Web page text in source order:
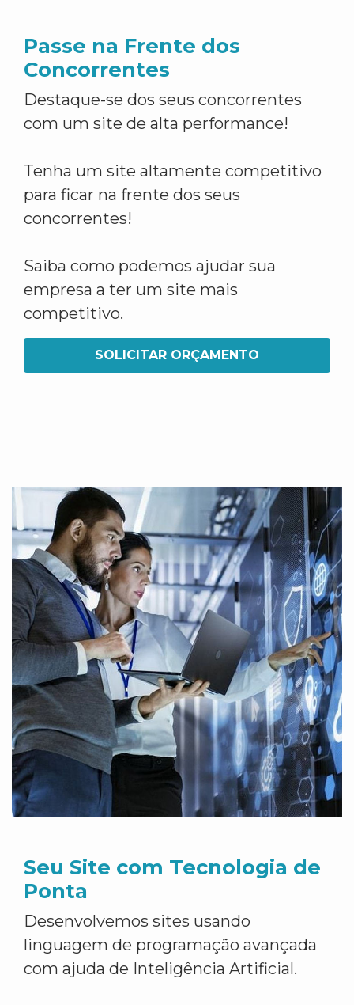
Passe na Frente dos
Concorrentes
Destaque-se dos seus concorrentes
com um site de alta performance!
Tenha um site altamente competitivo
para ficar na frente dos seus
concorrentes!
Saiba como podemos ajudar sua
empresa a ter um site mais
competitivo.
SOLICITAR ORÇAMENTO
Seu Site com Tecnologia de
Ponta
Desenvolvemos sites usando
linguagem de programação avançada
com ajuda de Inteligência Artificial.